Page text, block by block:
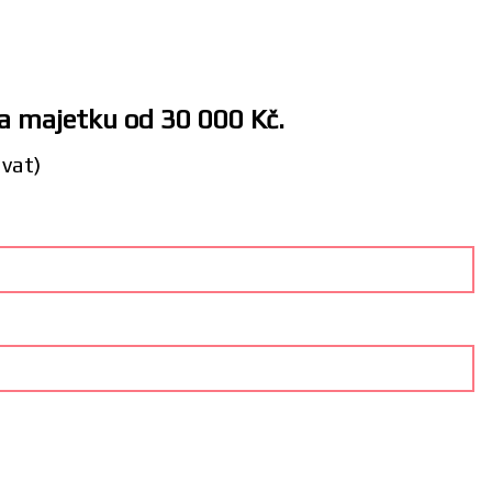
majetku od 30 000 Kč.